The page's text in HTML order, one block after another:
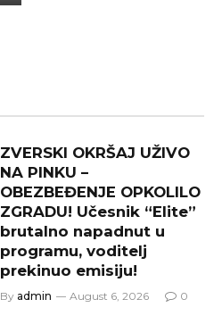
ZVERSKI OKRŠAJ UŽIVO
NA PINKU –
OBEZBEĐENJE OPKOLILO
ZGRADU! Učesnik “Elite”
brutalno napadnut u
programu, voditelj
prekinuo emisiju!
By admin August 6, 2026 0